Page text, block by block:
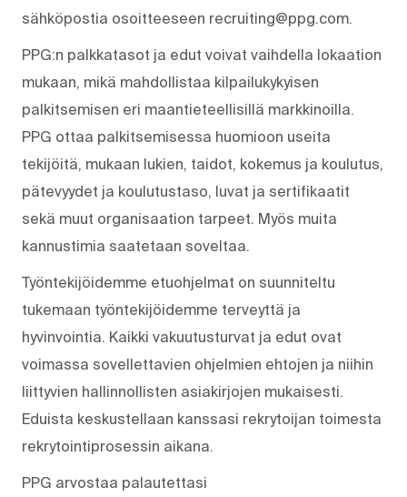
sähköpostia osoitteeseen recruiting@ppg.com.
PPG:n palkkatasot ja edut voivat vaihdella lokaation
mukaan, mikä mahdollistaa kilpailukykyisen
palkitsemisen eri maantieteellisillä markkinoilla.
PPG ottaa palkitsemisessa huomioon useita
tekijöitä, mukaan lukien, taidot, kokemus ja koulutus,
pätevyydet ja koulutustaso, luvat ja sertifikaatit
sekä muut organisaation tarpeet. Myös muita
kannustimia saatetaan soveltaa.
Työntekijöidemme etuohjelmat on suunniteltu
tukemaan työntekijöidemme terveyttä ja
hyvinvointia. Kaikki vakuutusturvat ja edut ovat
voimassa sovellettavien ohjelmien ehtojen ja niihin
liittyvien hallinnollisten asiakirjojen mukaisesti.
Eduista keskustellaan kanssasi rekrytoijan toimesta
rekrytointiprosessin aikana.
PPG arvostaa palautettasi